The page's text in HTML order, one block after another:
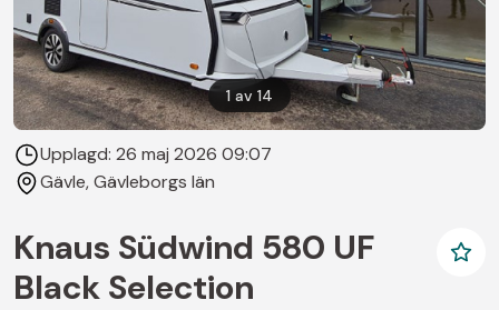
1 av 14
Upplagd: 26 maj 2026 09:07
Gävle, Gävleborgs län
Knaus Südwind 580 UF
Black Selection